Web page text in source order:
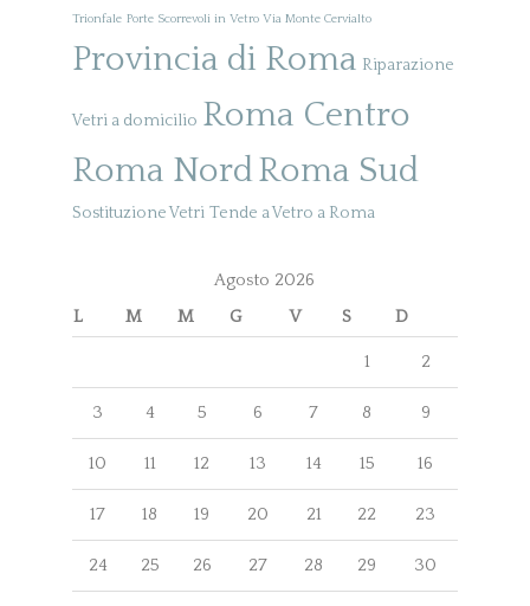
Trionfale Porte Scorrevoli in Vetro Via Monte Cervialto
Provincia di Roma Riparazione
Vetri a domicilio Roma Centro
Roma NordRoma Sud
Sostituzione Vetri Tende a Vetro a Roma
Agosto 2026
L
M M G V S D
1 2
3 4 5 6 7 8 9
10 11 12 13 14 15 16
17 18 19 20 21 22 23
24 25 26 27 28 29 30